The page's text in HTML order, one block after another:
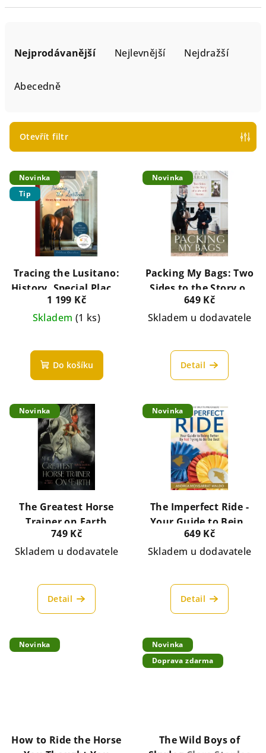
p
r
o
d
ů
Nejprodávanější Nejlevnější Nejdražší
Abecedně
Otevřít filtr
V
ý
p
ů
Novinka
Tip
Tracing the Lusitano:
History, Special Places
& Hidden Treasures
1 199 Kč
Skladem (1 ks)
Do košíku
Novinka
Packing My Bags: Two
Sides to the Story of
My Life with Horses -
Julie UlrichJulie Ulrich
649 Kč
Skladem u dodavatele
Detail
Novinka
The Greatest Horse
Trainer on Earth
Rebecca Didier
749 Kč
Skladem u dodavatele
Detail
Novinka
The Imperfect Ride -
Your Guide to Being
Better By Not Trying
to Be the BestAndrea
649 Kč
Skladem u dodavatele
Detail
Novinka
How to Ride the Horse
Novinka
Doprava zdarma
The Wild Boys of